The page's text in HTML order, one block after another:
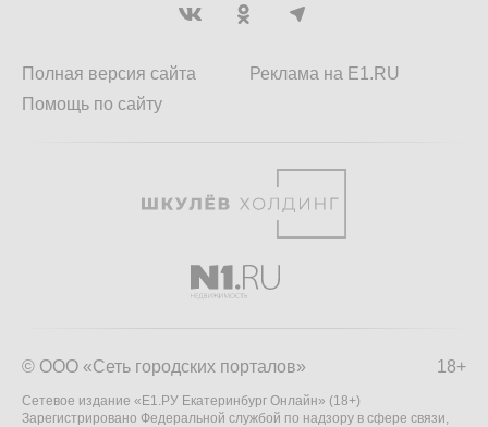
Полная версия сайта
Помощь по сайту
Реклама на E1.RU
18+
© ООО «Сеть городских порталов»
Сетевое издание «Е1.РУ Екатеринбург Онлайн» (18+)
Зарегистрировано Федеральной службой по надзору в сфере связи,